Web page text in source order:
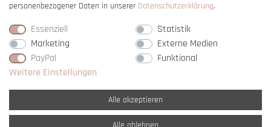
personenbezogener Daten in unserer Daten­schutz­erklärung.
Essenziell
Statistik
Marketing
Externe Medien
PayPal
Funktional
Weitere Einstellungen
Alle akzeptieren